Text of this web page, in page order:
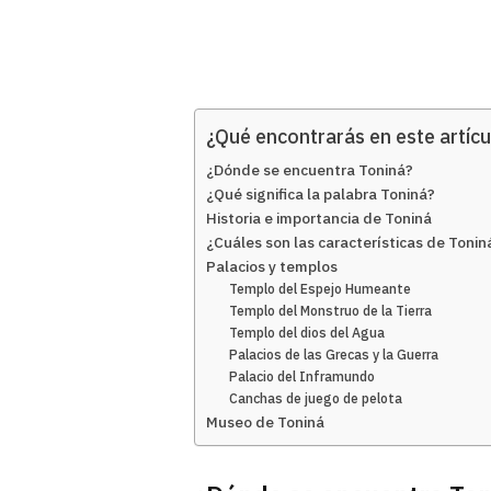
¿Qué encontrarás en este
¿Dónde se encuentra Toniná?
¿Qué significa la palabra Toniná?
Historia e importancia de Toniná
¿Cuáles son las características de
Palacios y templos
Templo del Espejo Humeante
Templo del Monstruo de la Tierra
Templo del dios del Agua
Palacios de las Grecas y la Guerra
Palacio del Inframundo
Canchas de juego de pelota
Museo de Toniná